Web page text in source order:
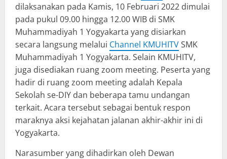
dilaksanakan pada Kamis, 10 Februari 2022 dimulai
pada pukul 09.00 hingga 12.00 WIB di SMK
Muhammadiyah 1 Yogyakarta yang disiarkan
secara langsung melalui Channel KMUHITVSMK
Muhammadiyah 1 Yogyakarta. Selain KMUHITV,
juga disediakan ruang zoom meeting. Peserta yang
hadir di ruang zoom meeting adalah Kepala
Sekolah se-DIY dan beberapa tamu undangan
terkait. Acara tersebut sebagai bentuk respon
maraknya aksi kejahatan jalanan akhir-akhir ini di
Yogyakarta.
Narasumber yang dihadirkan oleh Dewan